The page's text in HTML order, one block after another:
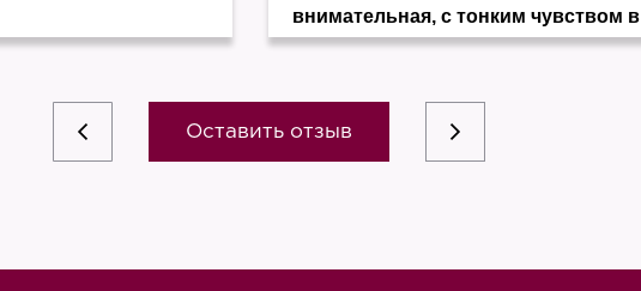
внимательная, с тонким чувством в
Оставить отзыв